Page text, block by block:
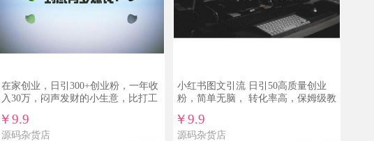
在家创业，日引300+创业粉，一年收
入30万，闷声发财的小生意，比打工
￥9.9
源码杂货店
小红书图文引流 日引50高质量创业
粉，简单无脑， 转化率高，保姆级教
￥9.9
源码杂货店